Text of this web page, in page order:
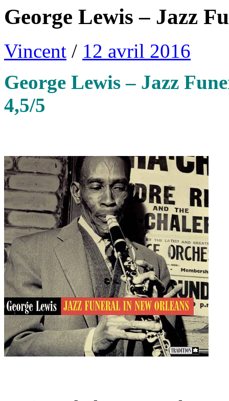
George Lewis – Jazz
Vincent / 12 avril 2016
George Lewis – Jazz
4,5/5